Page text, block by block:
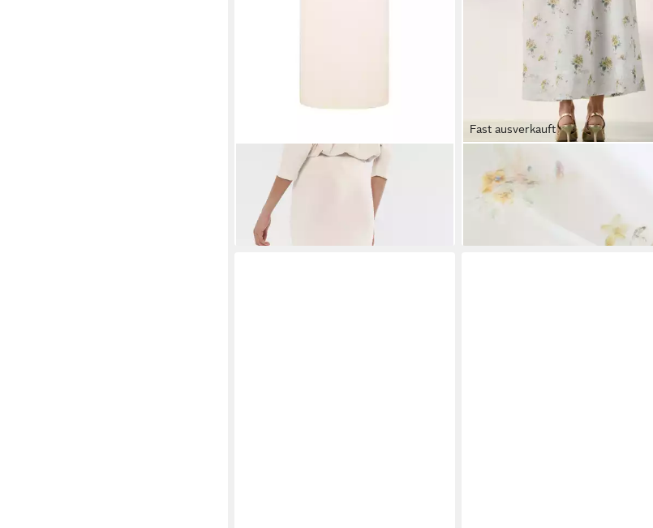
SENSES.THE LABEL
Maxirock mit
Gehschlitz
39,95 €
Fast ausverkauft
Maxirock Tabitha Simmons X
Next mehrlagiger Maxirock (1-tlg)
91,00 €
UVP